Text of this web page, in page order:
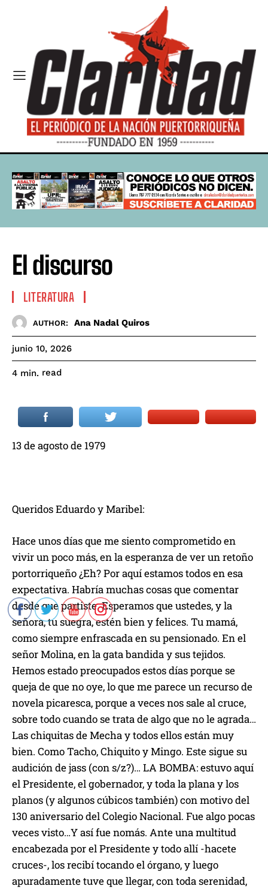
El discurso
LITERATURA
AUTHOR: Ana Nadal Quiros
junio 10, 2026
4 min. read
13deagostode 1979
Queridos Eduardo y Maribel:
Hace unos días que me siento comprometido en
vivir un poco más, en la esperanza de ver un retoño
portorriqueño ¿Eh? Por aquí estamos todos en esa
expectativa. Habría muchas cosas que comentar
desde que partiste. Esperamos que ustedes, y la
señora, tu suegra, estén bien y felices. Tu mamá,
como siempre enfrascada en su pensionado. En el
señor Molina, en la gata bandida ysus tejidos.
Hemos estado preocupados estos días porque se
queja de que no oye, lo que me parece un recurso de
novela picaresca, porque a veces nos sale al cruce,
sobre todo cuando se trata de algo que no le agrada…
Laschiquitas de Mecha y todos ellos están muy
bien. Como Tacho, Chiquito y Mingo. Este sigue su
audición de jass (con s/z?)… LA BOMBA: estuvo aquí
el Presidente, el gobernador, y toda la plana y los
planos (y algunos cúbicos también)con motivo del
130 aniversario del ColegioNacional. Fue algo pocas
veces visto…Yasí fue nomás. Ante una multitud
encabezada porel Presidentey todo allí -hacete
cruces-, los recibí tocando el órgano, y luego
apuradamente tuve que llegar, con toda serenidad,